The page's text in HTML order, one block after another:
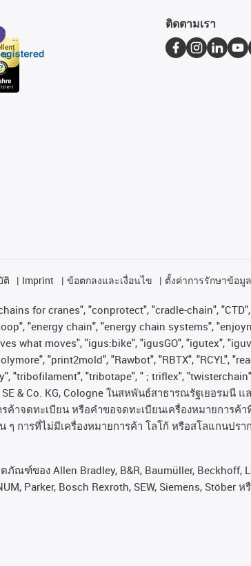
ติดตามเรา
ติ Imprint ข้อตกลงและเงื่อนไข ตั้งค่าการรักษาข้อมู
for cranes", "conprotect", "cradle-chain",
"energy chain", "energy chain systems",
what moves", "igus:bike", "igusGO", "igutex",
"print2mold", "Rawbot", "RBTX", "RCYL",
"tribofilament", "tribotape", " ; triflex",
& Co. KG, Cologne ในสหพันธ์สาธารณรัฐเยอรมนี แ
รค้าจดทะเบียน หรือคำขอจดทะเบียนเครื่องหมายการค้า
ๆ การที่ไม่มีเครื่องหมายการค้า โลโก้ หรือสโลแกนปรา
ฑ์ของ Allen Bradley, B&R, Baumüller, Beckhoff,
Parker, Bosch Rexroth, SEW, Siemens,